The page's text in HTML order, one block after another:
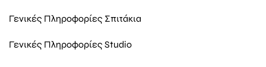
Γενικές Πληροφορίες Σπιτάκια
Γενικές Πληροφορίες Studio